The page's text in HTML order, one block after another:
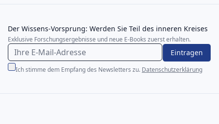
Der Wissens-Vorsprung: Werden Sie Teil des inneren Kreises
Exklusive Forschungsergebnisse und neue E-Books zuerst erhalten.
Eintragen
Ich stimme dem Empfang des Newsletters zu. Datenschutzerklärung